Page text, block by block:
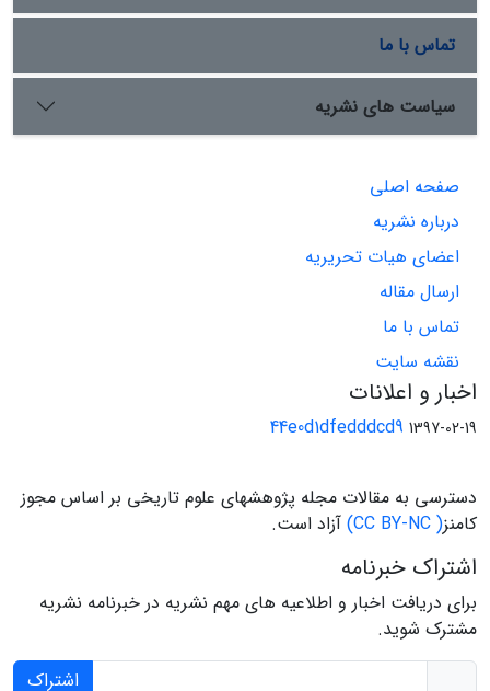
تماس با ما
سیاست های نشریه
صفحه اصلی
درباره نشریه
اعضای هیات تحریریه
ارسال مقاله
تماس با ما
نقشه سایت
اخبار و اعلانات
44e0d1dfedddcd9 1397-02-19
دسترسی به مقالات مجله پژوهشهای علوم تاریخی بر اساس مجوز
کامنز( CC BY-NC) آزاد است.
اشتراک خبرنامه
برای دریافت اخبار و اطلاعیه های مهم نشریه در خبرنامه نشریه
مشترک شوید.
اشتراک